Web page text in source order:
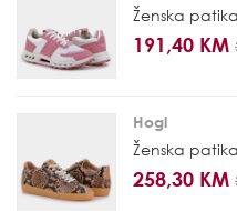
Ženska patika
191,40 KM
Hogl
Ženska patika
258,30 KM